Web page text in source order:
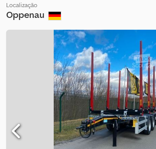
Localização
Oppenau